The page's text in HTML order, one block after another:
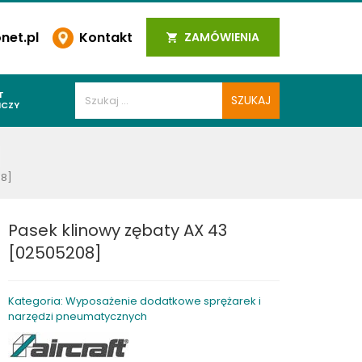
ZAMÓWIENIA
Kontakt
SPAWALNICZE
Pasek klinowy zębaty AX 43
[02505208]
Kategoria: Wyposażenie dodatkowe sprężarek i
narzędzi pneumatycznych